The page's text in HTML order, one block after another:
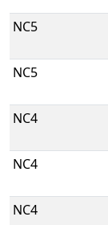
NC5
NC5
NC4
NC4
NC4